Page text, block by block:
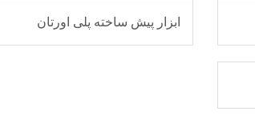
ابزار پیش ساخته پلی اورتان